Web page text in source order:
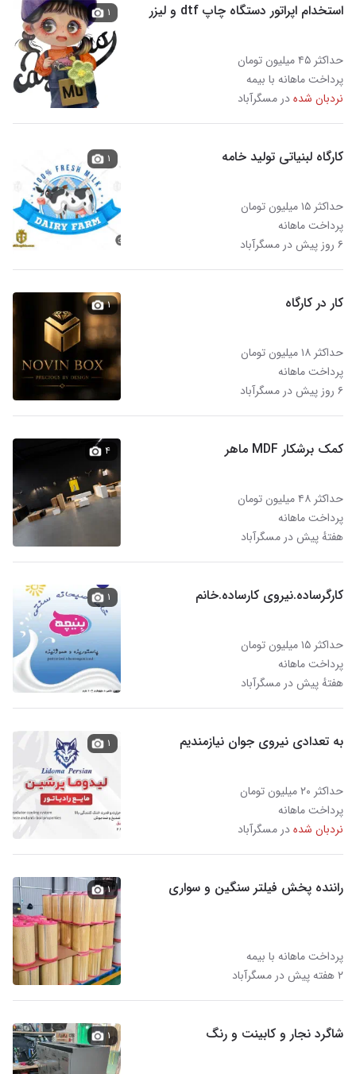
استخدام اپراتور دستگاه چاپ dtf و لیزر
حداکثر ۴۵ میلیون تومان
پرداخت ماهانه با بیمه
نردبان شدهدر مسگرآباد
۱
کارگاه لبنیاتی تولید خامه
حداکثر ۱۵ میلیون تومان
پرداخت ماهانه
۶ روز پیش در مسگرآباد
۱
کار در کارگاه
حداکثر ۱۸ میلیون تومان
پرداخت ماهانه
۶ روز پیش در مسگرآباد
۱
کمک برشکار MDF ماهر
حداکثر ۴۸ میلیون تومان
پرداخت ماهانه
هفتهٔ پیش در مسگرآباد
۴
کارگرساده.نیروی کارساده.خانم
حداکثر ۱۵ میلیون تومان
پرداخت ماهانه
هفتهٔ پیش در مسگرآباد
۱
به تعدادی نیروی جوان نیازمندیم
حداکثر ۲۰ میلیون تومان
پرداخت ماهانه
نردبان شدهدر مسگرآباد
۱
راننده پخش فیلتر سنگین و سواری
پرداخت ماهانه با بیمه
۲ هفته پیش در مسگرآباد
۱
شاگرد نجار و کابینت و رنگ ۱